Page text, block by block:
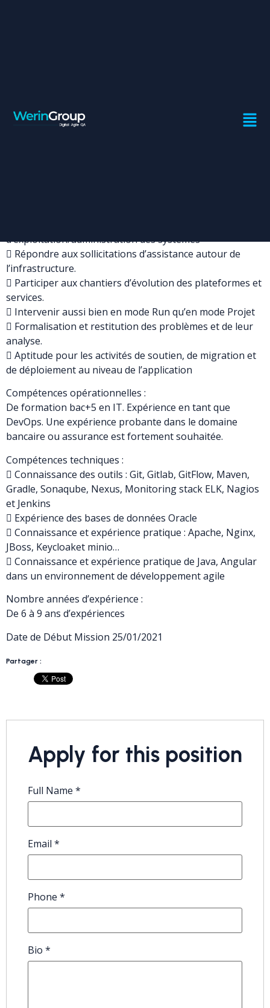
Contrat:Freelance
d’exploitation/administration des systèmes
 Répondre aux sollicitations d’assistance autour de
l’infrastructure.
 Participer aux chantiers d’évolution des plateformes et
services.
 Intervenir aussi bien en mode Run qu’en mode Projet
 Formalisation et restitution des problèmes et de leur
analyse.
 Aptitude pour les activités de soutien, de migration et
de déploiement au niveau de l’application
Compétences opérationnelles :
De formation bac+5 en IT. Expérience en tant que
DevOps. Une expérience probante dans le domaine
bancaire ou assurance est fortement souhaitée.
Compétences techniques :
 Connaissance des outils : Git, Gitlab, GitFlow, Maven,
Gradle, Sonaqube, Nexus, Monitoring stack ELK, Nagios
et Jenkins
 Expérience des bases de données Oracle
 Connaissance et expérience pratique : Apache, Nginx,
JBoss, Keycloaket minio…
 Connaissance et expérience pratique de Java, Angular
dans un environnement de développement agile
Nombre années d’expérience :
De 6 à 9 ans d’expériences
Date de Début Mission 25/01/2021
Partager :
Apply for this position
Full Name *
Email *
Phone *
Bio *